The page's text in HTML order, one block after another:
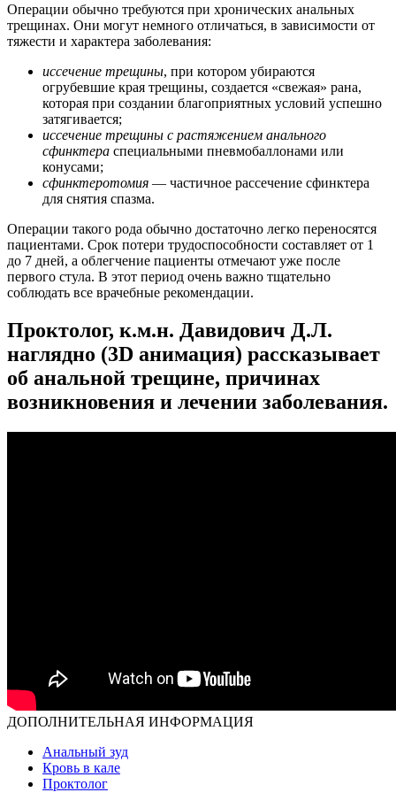
Операции обычно требуются при хронических анальных
трещинах. Они могут немного отличаться, в зависимости от
тяжести и характера заболевания:
иссечение трещины, при котором убираются
огрубевшие края трещины, создается «свежая» рана,
которая при создании благоприятных условий успешно
затягивается;
иссечение трещины с растяжением анального
сфинктера специальными пневмобаллонами или
конусами;
сфинктеротомия — частичное рассечение сфинктера
для снятия спазма.
Операции такого рода обычно достаточно легко переносятся
пациентами. Срок потери трудоспособности составляет от 1
до 7 дней, а облегчение пациенты отмечают уже после
первого стула. В этот период очень важно тщательно
соблюдать все врачебные рекомендации.
Проктолог, к.м.н. Давидович Д.Л.
наглядно (3D анимация) рассказывает
об анальной трещине, причинах
возникновения и лечении заболевания.
ДОПОЛНИТЕЛЬНАЯ ИНФОРМАЦИЯ
Анальный зуд
Кровь в кале
Проктолог